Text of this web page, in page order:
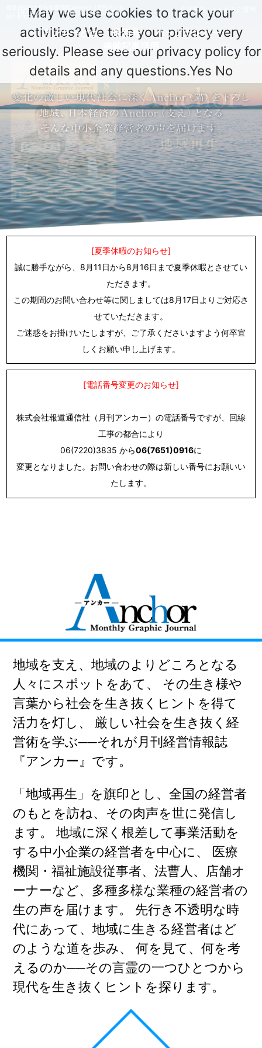
報道通信社の月刊経営情報誌Anchor（月刊アンカ
ー）│深く錨を下ろし、日本経済を支える経営者を
紹介するマガジン
よくあるご質問
会社案内
アンカーとは 最新号
バックナンバー
掲載記事活用
[夏季休暇のお知らせ]
誠に勝手ながら、8月11日から8月16日まで夏季休暇とさせてい
ただきます。
この期間のお問い合わせ等に関しましては8月17日よりご対応さ
せていただきます。
ご迷惑をお掛けいたしますが、ご了承くださいますよう何卒宜
しくお願い申し上げます。
[電話番号変更のお知らせ]
株式会社報道通信社（月刊アンカー）の電話番号ですが、回線
工事の都合により
06(7220)3835 から06(7651)0916に
変更となりました。お問い合わせの際は新しい番号にお願いい
たします。
地域を支え、地域のよりどころとなる
人々にスポットをあて、
その生き様や
言葉から社会を生き抜くヒントを得て
活力を灯し、
厳しい社会を生き抜く経
営術を学ぶ──それが月刊経営情報誌
『アンカー』です。
「地域再生」を旗印とし、全国の経営者
のもとを訪ね、その肉声を世に発信し
ます。
地域に深く根差して事業活動を
する中小企業の経営者を中心に、
医療
機関・福祉施設従事者、法曹人、店舗オ
ーナーなど、多種多様な業種の経営者の
生の声を届けます。
先行き不透明な時
代にあって、地域に生きる経営者はど
のような道を歩み、
何を見て、何を考
えるのか──その言霊の一つひとつから
現代を生き抜くヒントを探ります。
May we use cookies to track your
activities? We take your privacy very
seriously. Please see our privacy policy for
details and any questions.Yes No